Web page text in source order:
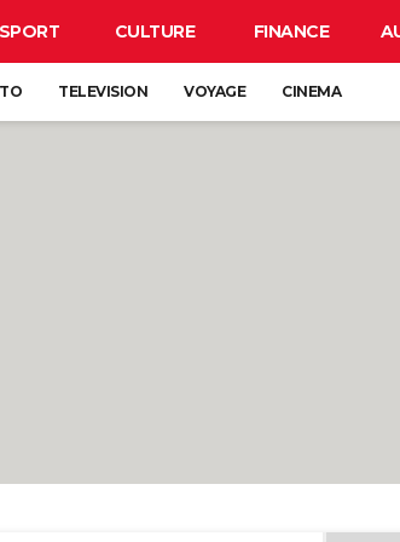
SPORT CULTURE FINANCE
TELEVISION VOYAGE CINEMA